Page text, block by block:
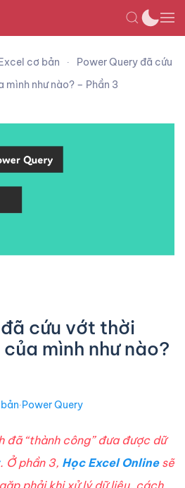
cơ bản
Power Query đã cứu
như nào? – Phần 3
cứu vớt thời
mình như nào?
∙Power Query
đã “thành công” đưa được dữ
. Ở phần 3, Học Excel Onlinesẽ